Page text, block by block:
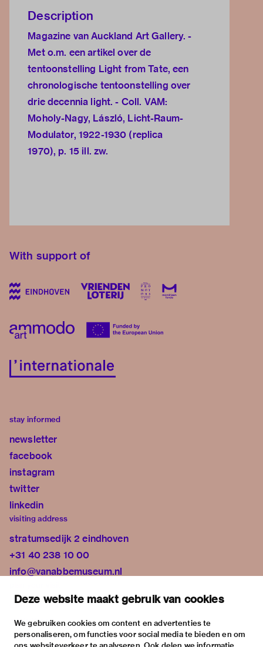
Deze website maakt gebruik van cookies
We gebruiken cookies om content en advertenties te
personaliseren, om functies voor social media te bieden en om
Description
Magazine van Auckland Art Gallery. -
Met o.m. een artikel over de
tentoonstelling Light from Tate, een
chronologische tentoonstelling over
drie decennia light. - Coll. VAM:
Moholy-Nagy, László, Licht-Raum-
Modulator, 1922-1930 (replica
1970), p. 15 ill. zw.
With support of
stay informed
newsletter
facebook
instagram
twitter
linkedin
visiting address
stratumsedijk 2 eindhoven
+31 40 238 10 00
info@vanabbemuseum.nl
exhibitions
activities
practical information